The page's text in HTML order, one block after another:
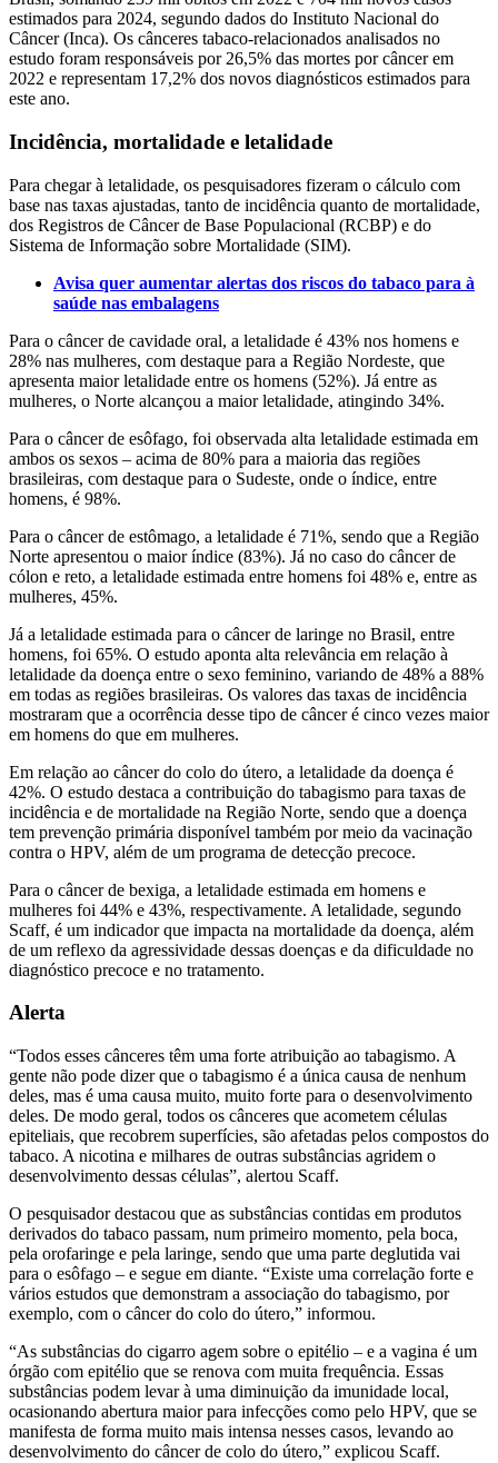
estimados para 2024, segundo dados do Instituto Nacional do
Câncer (Inca). Os cânceres tabaco-relacionados analisados no
estudo foram responsáveis por 26,5% das mortes por câncer em
2022 e representam 17,2% dos novos diagnósticos estimados para
este ano.
Incidência, mortalidade e letalidade
Para chegar à letalidade, os pesquisadores fizeram o cálculo com
base nas taxas ajustadas, tanto de incidência quanto de mortalidade,
dos Registros de Câncer de Base Populacional (RCBP) e do
Sistema de Informação sobre Mortalidade (SIM).
Avisa quer aumentar alertas dos riscos do tabaco para à
saúde nas embalagens
Para o câncer de cavidade oral, a letalidade é 43% nos homens e
28% nas mulheres, com destaque para a Região Nordeste, que
apresenta maior letalidade entre os homens (52%). Já entre as
mulheres, o Norte alcançou a maior letalidade, atingindo 34%.
Para o câncer de esôfago, foi observada alta letalidade estimada em
ambos os sexos – acima de 80% para a maioria das regiões
brasileiras, com destaque para o Sudeste, onde o índice, entre
homens, é 98%.
Para o câncer de estômago, a letalidade é 71%, sendo que a Região
Norte apresentou o maior índice (83%). Já no caso do câncer de
cólon e reto, a letalidade estimada entre homens foi 48% e, entre as
mulheres, 45%.
Já a letalidade estimada para o câncer de laringe no Brasil, entre
homens, foi 65%. O estudo aponta alta relevância em relação à
letalidade da doença entre o sexo feminino, variando de 48% a 88%
em todas as regiões brasileiras. Os valores das taxas de incidência
mostraram que a ocorrência desse tipo de câncer é cinco vezes maior
em homens do que em mulheres.
Em relação ao câncer do colo do útero, a letalidade da doença é
42%. O estudo destaca a contribuição do tabagismo para taxas de
incidência e de mortalidade na Região Norte, sendo que a doença
tem prevenção primária disponível também por meio da vacinação
contra o HPV, além de um programa de detecção precoce.
Para o câncer de bexiga, a letalidade estimada em homens e
mulheres foi 44% e 43%, respectivamente. A letalidade, segundo
Scaff, é um indicador que impacta na mortalidade da doença, além
de um reflexo da agressividade dessas doenças e da dificuldade no
diagnóstico precoce e no tratamento.
Alerta
“Todos esses cânceres têm uma forte atribuição ao tabagismo. A
gente não pode dizer que o tabagismo é a única causa de nenhum
deles, mas é uma causa muito, muito forte para o desenvolvimento
deles. De modo geral, todos os cânceres que acometem células
epiteliais, que recobrem superfícies, são afetadas pelos compostos do
tabaco. A nicotina e milhares de outras substâncias agridem o
desenvolvimento dessas células”, alertou Scaff.
O pesquisador destacou que as substâncias contidas em produtos
derivados do tabaco passam, num primeiro momento, pela boca,
pela orofaringe e pela laringe, sendo que uma parte deglutida vai
para o esôfago – e segue em diante. “Existe uma correlação forte e
vários estudos que demonstram a associação do tabagismo, por
exemplo, com o câncer do colo do útero,” informou.
“As substâncias do cigarro agem sobre o epitélio – e a vagina é um
órgão com epitélio que se renova com muita frequência. Essas
substâncias podem levar à uma diminuição da imunidade local,
ocasionando abertura maior para infecções como pelo HPV, que se
manifesta de forma muito mais intensa nesses casos, levando ao
desenvolvimento do câncer de colo do útero,” explicou Scaff.